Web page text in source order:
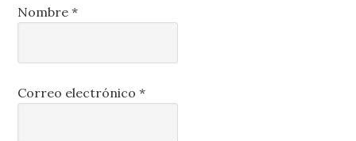
Nombre*
Correo electrónico*